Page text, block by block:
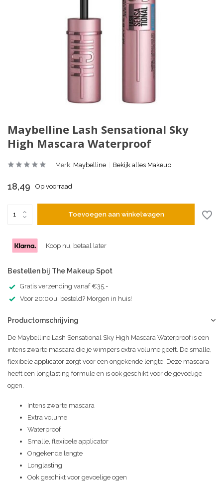
Maybelline Lash Sensational Sky
High Mascara Waterproof
Merk: Maybelline Bekijk alles Makeup
18,49 Op voorraad
Toevoegen aan winkelwagen
Koop nu, betaal later
Bestellen bij The Makeup Spot
Gratis verzending vanaf €35,-
Voor 20:00u. besteld? Morgen in huis!
Productomschrijving
De Maybelline Lash Sensational Sky High Mascara Waterproof is een
intens zwarte mascara die je wimpers extra volume geeft. De smalle,
flexibele applicator zorgt voor een ongekende lengte. Deze mascara
heeft een longlasting formule en is ook geschikt voor de gevoelige
ogen.
Intens zwarte mascara
Extra volume
Waterproof
Smalle, flexibele applicator
Ongekende lengte
Longlasting
Ook geschikt voor gevoelige ogen